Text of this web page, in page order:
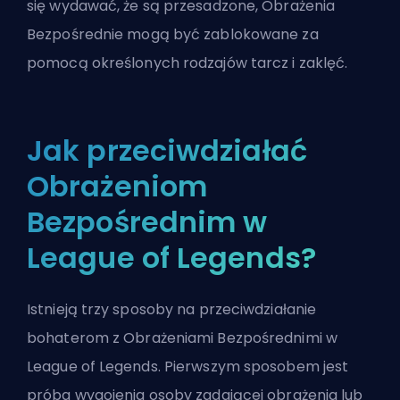
się wydawać, że są przesadzone, Obrażenia
Bezpośrednie mogą być zablokowane za
pomocą określonych rodzajów tarcz i zaklęć.
Jak przeciwdziałać
Obrażeniom
Bezpośrednim w
League of Legends?
Istnieją trzy sposoby na przeciwdziałanie
bohaterom z Obrażeniami Bezpośrednimi w
League of Legends. Pierwszym sposobem jest
próba wygojenia osoby zadającej obrażenia lub